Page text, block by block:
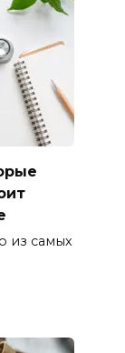
из самых